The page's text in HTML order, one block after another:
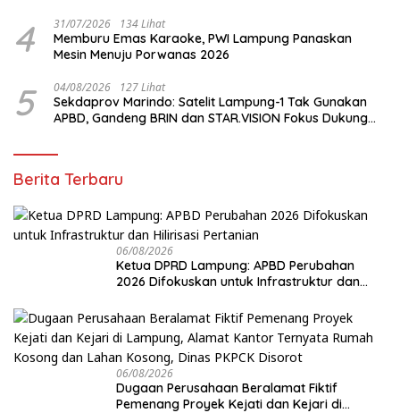
4 31/07/2026 134 Lihat
Memburu Emas Karaoke, PWI Lampung Panaskan
Mesin Menuju Porwanas 2026
5 04/08/2026 127 Lihat
Sekdaprov Marindo: Satelit Lampung-1 Tak Gunakan
APBD, Gandeng BRIN dan STAR.VISION Fokus Dukung
Berita Terbaru
06/08/2026
Ketua DPRD Lampung: APBD Perubahan
2026 Difokuskan untuk Infrastruktur dan
06/08/2026
Dugaan Perusahaan Beralamat Fiktif
Pemenang Proyek Kejati dan Kejari di